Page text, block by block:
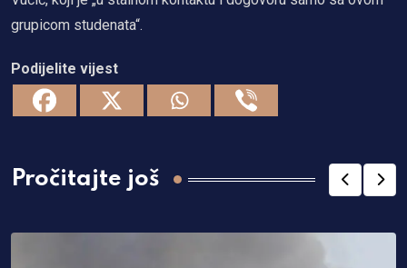
grupicom studenata“.
Podijelite vijest
Pročitajte još